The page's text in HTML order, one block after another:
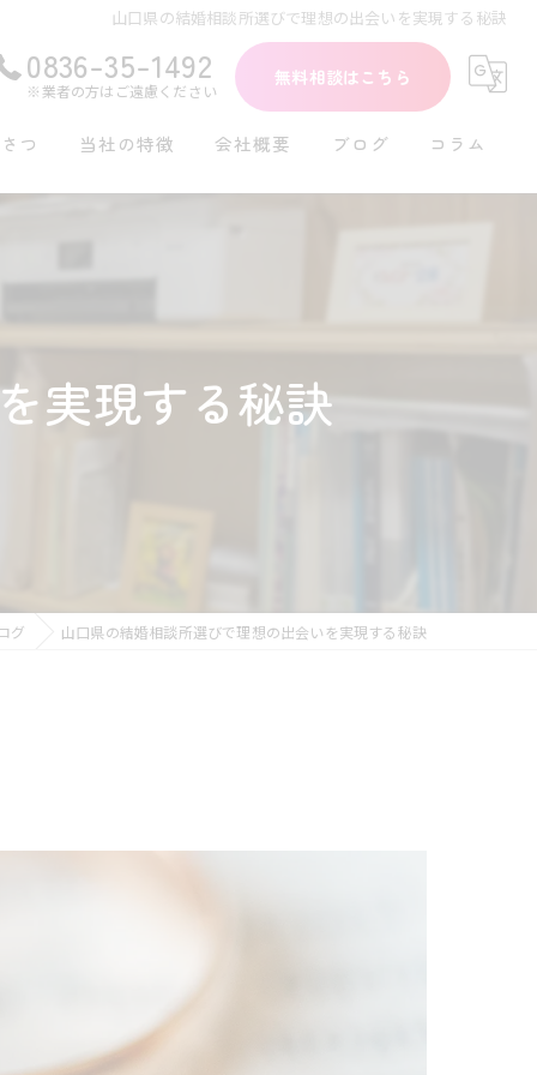
山口県の結婚相談所選びで理想の出会いを実現する秘訣
0836-35-1492
※業者の方はご遠慮ください
無料相談はこちら
つ 当社の特徴
30代
再婚
会社概要 ブログ コラム
実現する秘訣
グ 山口県の結婚相談所選びで理想の出会いを実現する秘訣